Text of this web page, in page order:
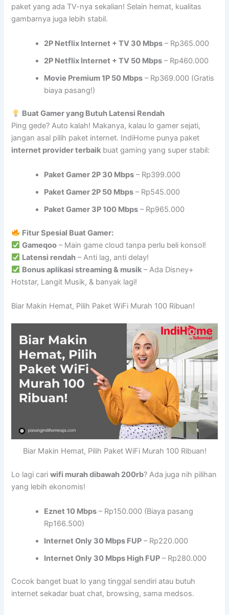
paket yang ada TV-nya sekalian! Selain hemat, kualitas
gambarnya juga lebih stabil.
2P Netflix Internet + TV 30 Mbps – Rp365.000
2P Netflix Internet + TV 50 Mbps – Rp460.000
Movie Premium 1P 50 Mbps – Rp369.000 (Gratis
biaya pasang!)
Buat Gamer yang Butuh Latensi Rendah
Ping gede? Auto kalah! Makanya, kalau lo gamer sejati,
jangan asal pilih paket internet. IndiHome punya paket
internet provider terbaik buat gaming yang super stabil:
Paket Gamer 2P 30 Mbps – Rp399.000
Paket Gamer 2P 50 Mbps – Rp545.000
Paket Gamer 3P 100 Mbps – Rp965.000
Fitur Spesial Buat Gamer:
Gameqoo – Main game cloud tanpa perlu beli konsol!
Latensi rendah – Anti lag, anti delay!
Bonus aplikasi streaming & musik – Ada Disney+
Hotstar, Langit Musik, & banyak lagi!
Biar Makin Hemat, Pilih Paket WiFi Murah 100 Ribuan!
Biar Makin Hemat, Pilih Paket WiFi Murah 100 Ribuan!
Lo lagi cariwifi murah dibawah 200rb? Ada juga nih pilihan
yang lebih ekonomis!
Eznet 10 Mbps – Rp150.000 (Biaya pasang
Rp166.500)
Internet Only 30 Mbps FUP – Rp220.000
Internet Only 30 Mbps High FUP – Rp280.000
Cocok banget buat lo yang tinggal sendiri atau butuh
internet sekadar buat chat, browsing, sama medsos.